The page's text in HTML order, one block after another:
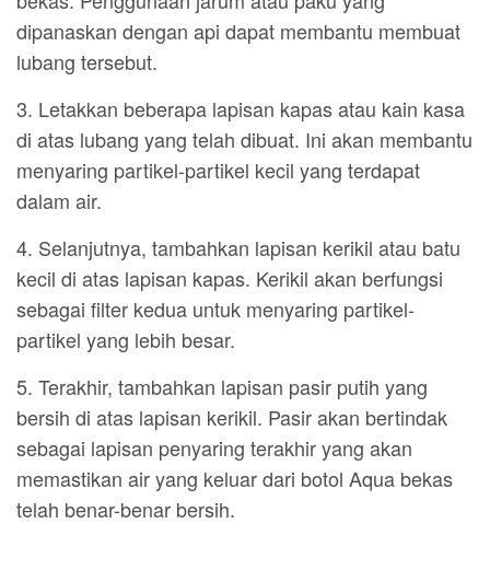
dipanaskan dengan api dapat membantu membuat
lubang tersebut.
3. Letakkan beberapa lapisan kapas atau kain kasa
di atas lubang yang telah dibuat. Ini akan membantu
menyaring partikel-partikel kecil yang terdapat
dalam air.
4. Selanjutnya, tambahkan lapisan kerikil atau batu
kecil di atas lapisan kapas. Kerikil akan berfungsi
sebagai filter kedua untuk menyaring partikel-
partikel yang lebih besar.
5. Terakhir, tambahkan lapisan pasir putih yang
bersih di atas lapisan kerikil. Pasir akan bertindak
sebagai lapisan penyaring terakhir yang akan
memastikan air yang keluar dari botol Aqua bekas
telah benar-benar bersih.